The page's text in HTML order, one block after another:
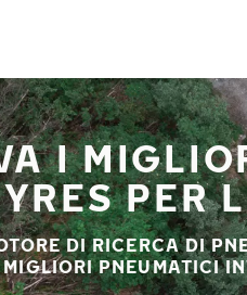
I
PER
DI RICERCA DI
PNEUMATICI